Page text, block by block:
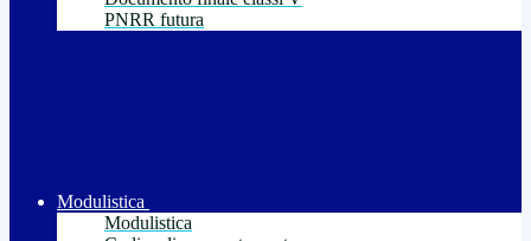
PNRR futura
Modulistica
Modulistica